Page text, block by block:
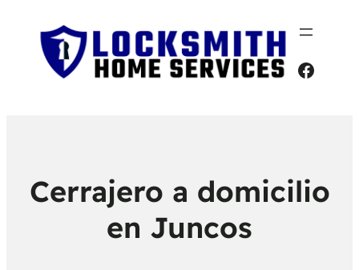
Cerrajero a domicilio
en Juncos